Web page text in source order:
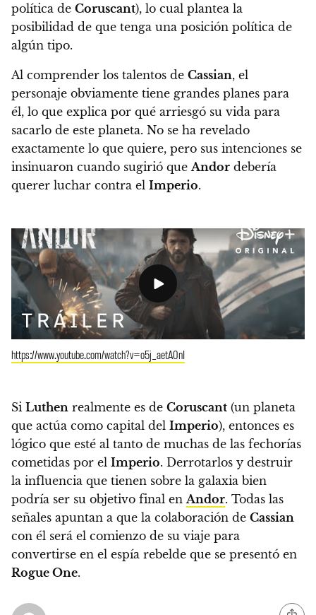
política de Coruscant), lo cual plantea la
posibilidad de que tenga una posición política de
algún tipo.
Al comprender los talentos de Cassian, el
personaje obviamente tiene grandes planes para
él, lo que explica por qué arriesgó su vida para
sacarlo de este planeta. No se ha revelado
exactamente lo que quiere, pero sus intenciones se
insinuaron cuando sugirió que Andor debería
querer luchar contra el Imperio.
https://www.youtube.com/watch?v=o5j_aetA0nI
Si Luthen realmente es de Coruscant (un planeta
que actúa como capital del Imperio), entonces es
lógico que esté al tanto de muchas de las fechorías
cometidas por el Imperio. Derrotarlos y destruir
la influencia que tienen sobre la galaxia bien
podría ser su objetivo final en Andor. Todas las
señales apuntan a que la colaboración de Cassian
con él será el comienzo de su viaje para
convertirse en el espía rebelde que se presentó en
Rogue One.